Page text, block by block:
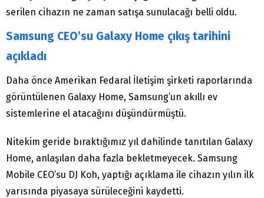
serilen cihazın ne zaman satışa sunulacağı belli oldu.
Samsung CEO’su Galaxy Home çıkış tarihini
açıkladı
Daha önce Amerikan Fedaral İletişim şirketi raporlarında
görüntülenen Galaxy Home, Samsung’un akıllı ev
sistemlerine el atacağını düşündürmüştü.
Nitekim geride bıraktığımız yıl dahilinde tanıtılan Galaxy
Home, anlaşılan daha fazla bekletmeyecek. Samsung
Mobile CEO’su DJ Koh, yaptığı açıklama ile cihazın yılın ilk
yarısında piyasaya sürüleceğini kaydetti.